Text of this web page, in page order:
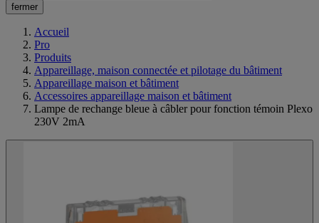
fermer
Accueil
Pro
Produits
Appareillage, maison connectée et pilotage du bâtiment
Appareillage maison et bâtiment
Accessoires appareillage maison et bâtiment
Lampe de rechange bleue à câbler pour fonction témoin Plexo
230V 2mA